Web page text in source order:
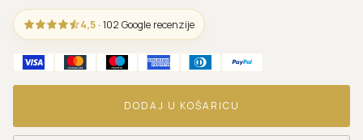
4,5 · 102 Google recenzije
DODAJ U KOŠARICU